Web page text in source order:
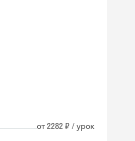
от 2282 ₽ / урок